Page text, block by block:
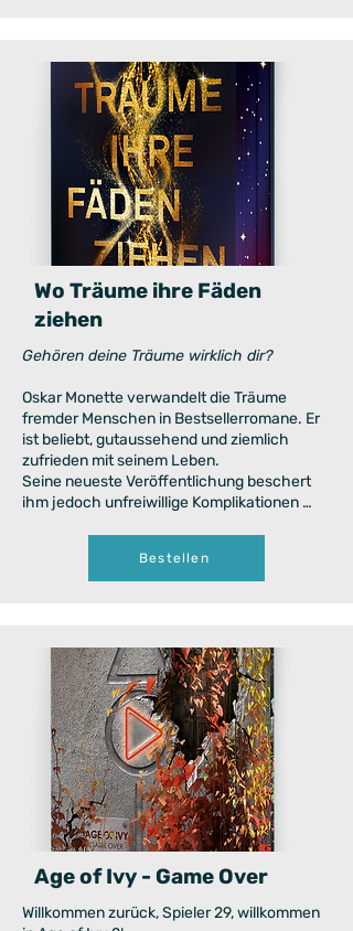
Wo Träume ihre Fäden
ziehen
Gehören deine Träume wirklich dir?
Oskar Monette verwandelt die Träume
fremder Menschen in Bestsellerromane. Er
ist beliebt, gutaussehend und ziemlich
zufrieden mit seinem Leben.
Seine neueste Veröffentlichung beschert
ihm jedoch unfreiwillige Komplikationen …
Bestellen
Age of Ivy - Game Over
Willkommen zurück, Spieler 29, willkommen